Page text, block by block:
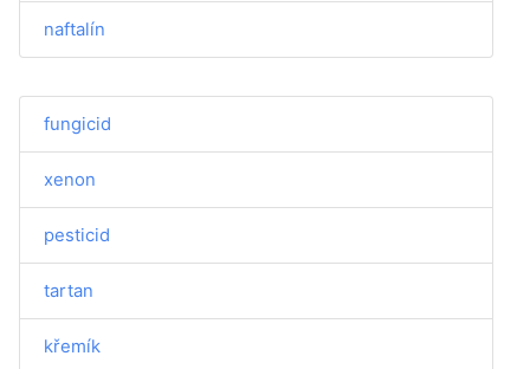
naftalín
fungicid
xenon
pesticid
tartan
křemík